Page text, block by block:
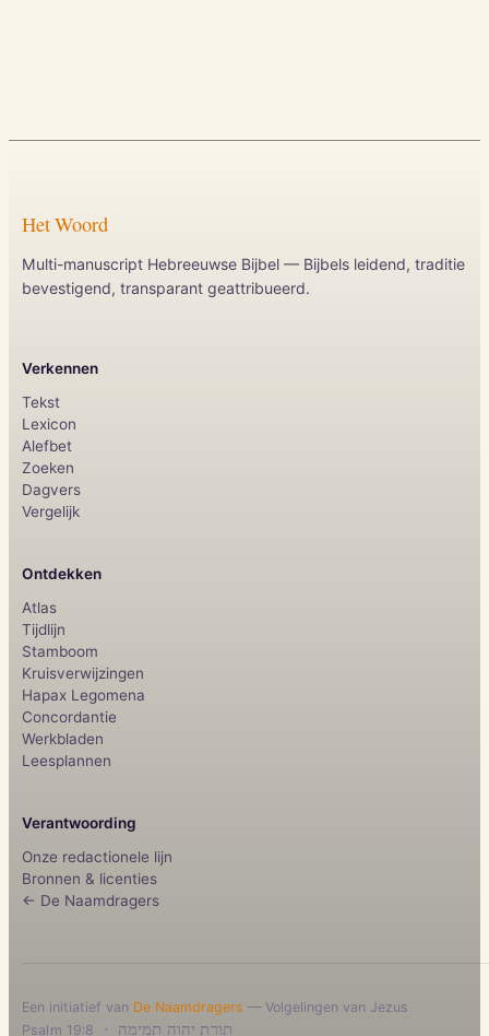
Het Woord
Multi-manuscript Hebreeuwse Bijbel — Bijbels leidend, traditie
bevestigend, transparant geattribueerd.
Verkennen
Tekst
Lexicon
Alefbet
Zoeken
Dagvers
Vergelijk
Ontdekken
Atlas
Tijdlijn
Stamboom
Kruisverwijzingen
Hapax Legomena
Concordantie
Werkbladen
Leesplannen
Verantwoording
Onze redactionele lijn
Bronnen & licenties
← De Naamdragers
Een initiatief van De Naamdragers — Volgelingen van Jezus
תורת יהוה תמימה ·
Psalm 19:8